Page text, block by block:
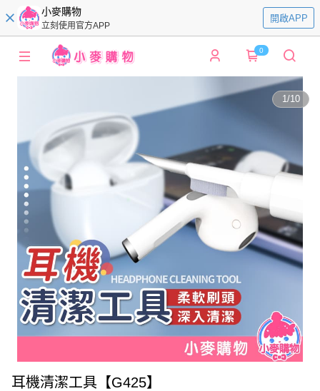
小麥購物
立刻使用官方APP
開啟APP
0
1/10
耳機清潔工具【G425】